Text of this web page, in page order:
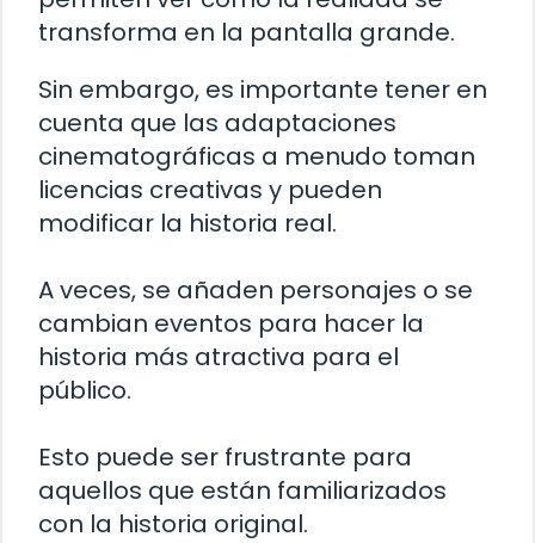
transforma en la pantalla grande.
Sin embargo, es importante tener en
cuenta que las adaptaciones
cinematográficas a menudo toman
licencias creativas y pueden
modificar la historia real.
A veces, se añaden personajes o se
cambian eventos para hacer la
historia más atractiva para el
público.
Esto puede ser frustrante para
aquellos que están familiarizados
con la historia original.